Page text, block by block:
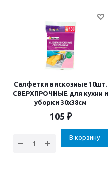
Салфетки вискозные 10шт.
СВЕРХПРОЧНЫЕ для кухни и
уборки 30х38см
105 ₽
В корзину